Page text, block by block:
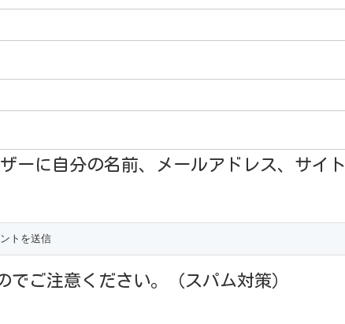
ーに自分の名前、メールアドレス、サイト
ご注意ください。（スパム対策）